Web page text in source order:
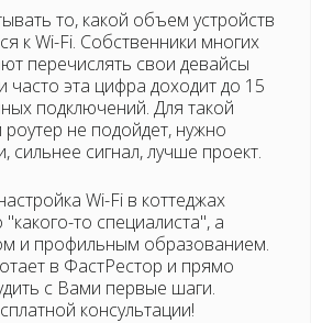
то, какой объем устройств
к Wi-Fi. Собственники многих
перечислять свои девайсы
эта цифра доходит до 15
подключений. Для такой
не подойдет, нужно
сигнал, лучше проект.
Wi-Fi в коттеджах
то специалиста", а
и профильным образованием.
в ФастРестор и прямо
с Вами первые шаги.
консультации!